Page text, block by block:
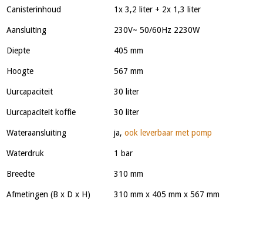
Canisterinhoud 1x 3,2 liter + 2x 1,3 liter
Aansluiting 230V~ 50/60Hz 2230W
Diepte 405 mm
Hoogte 567 mm
Uurcapaciteit 30 liter
Uurcapaciteit koffie 30 liter
Wateraansluiting ja,ook leverbaar met pomp
Waterdruk 1 bar
Breedte 310 mm
Afmetingen (B x D x H) 310 mm x 405 mm x 567 mm